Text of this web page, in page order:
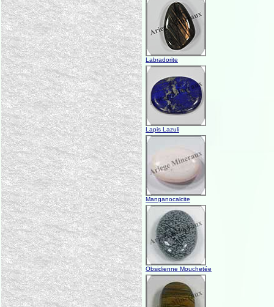
Labradorite
Lapis Lazuli
Manganocalcite
Obsidienne Mouchetée